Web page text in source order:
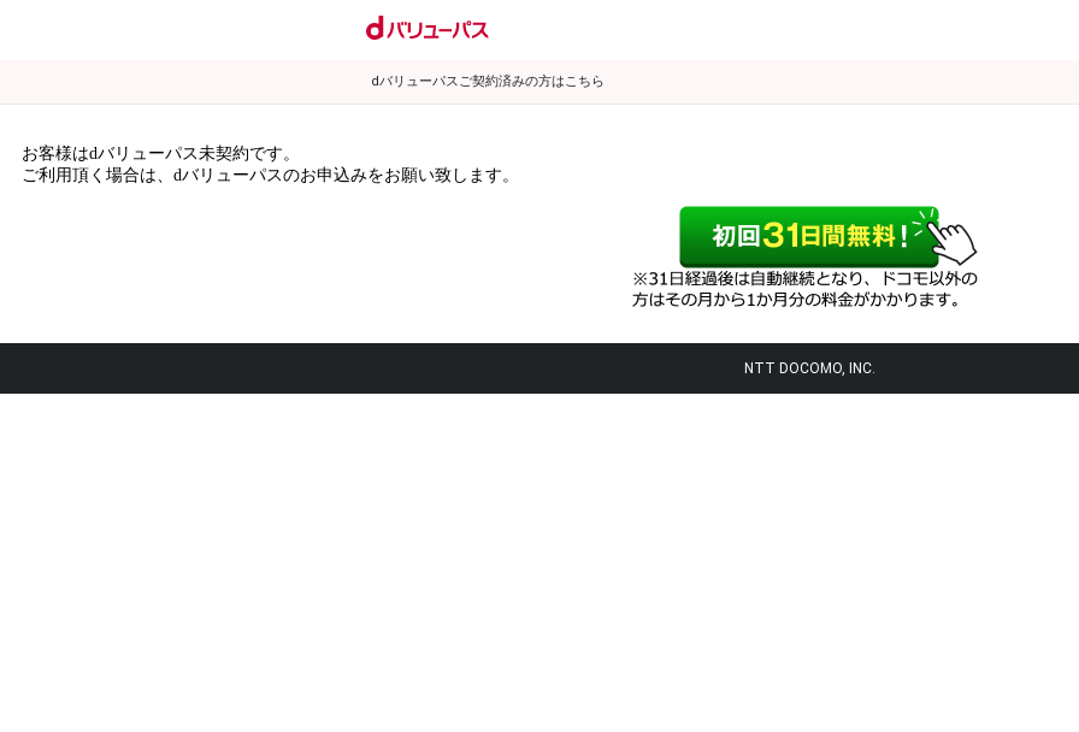
dバリューパスご契約済みの方はこちら
お客様はdバリューパス未契約です。
ご利用頂く場合は、dバリューパスのお申込みをお願い致します。
NTT DOCOMO, INC.